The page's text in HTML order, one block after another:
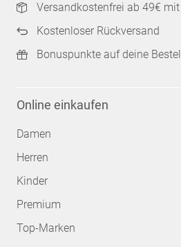
Versandkostenfrei ab 49€
Kostenloser Rückversand
Bonuspunkte auf deine
Online einkaufen
Damen
Herren
Kinder
Premium
Top-Marken